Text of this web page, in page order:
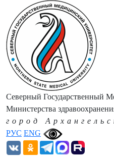
РУС ENG
Северный Государственный
Министерства
город